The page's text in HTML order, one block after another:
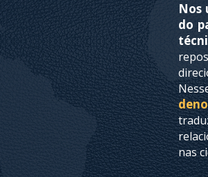
Nos
do
nas